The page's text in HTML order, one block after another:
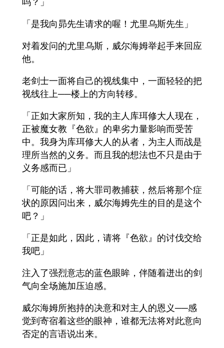
「是我向昴先生请求的喔！尤里乌斯先生」
对着发问的尤里乌斯，威尔海姆举起手来回应
他。
老剑士一面将自己的视线集中，一面轻轻的把
视线往上──楼上的方向转移。
「正如大家所知，我的主人库珥修大人现在，
正被魔女教『色欲』的卑劣力量影响而受苦
中。我身为库珥修大人的从者，为主人而战是
理所当然的义务。而且我的想法也不只是由于
义务感而已」
「可能的话，将大罪司教捕获，然后将那个症
状的原因问出来，威尔海姆先生的目的是这个
吧？」
「正是如此，因此，请将『色欲』的讨伐交给
我吧」
注入了强烈意志的蓝色眼眸，伴随着迸出的剑
气向全场施加压迫感。
威尔海姆所抱持的决意和对主人的恩义──感
觉到寄宿着这些的眼神，谁都无法将对此意向
否定的言语说出来。